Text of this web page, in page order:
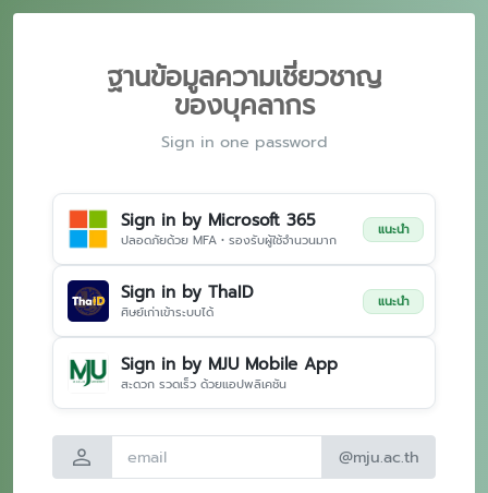
ฐานข้อมูลความเชี่ยวชาญ
ของบุคลากร
Sign in one password
Sign in by Microsoft 365
ปลอดภัยด้วย MFA • รองรับผู้ใช้จำนวนมาก
แนะนำ
Sign in by ThaID
ศิษย์เก่าเข้าระบบได้
แนะนำ
Sign in by MJU Mobile App
สะดวก รวดเร็ว ด้วยแอปพลิเคชัน
person @mju.ac.th